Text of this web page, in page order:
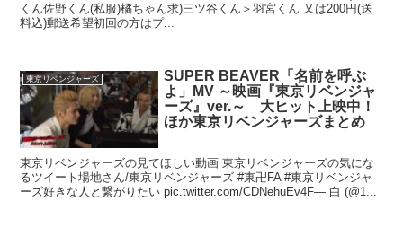
くん佐野くん(私服)橘ちゃん求)三ツ谷くん＞羽宮くん 又は200円(送
料込)郵送希望初回の方はプ...
東京リベンジャーズ
SUPER BEAVER「名前を呼ぶ
よ」MV ～映画『東京リベンジャ
ーズ』ver.～ 大ヒット上映中！
ほか東京リベンジャーズまとめ
東京リベンジャーズの見てほしい動画 東京リベンジャーズの気にな
るツイート場地さん/東京リベンジャーズ #東卍FA #東京リベンジャ
ーズ好きな人と繋がりたい pic.twitter.com/CDNehuEv4F— 白 (@1...